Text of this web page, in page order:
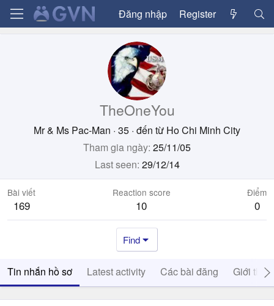
Đăng nhập Register
TheOneYou
Mr & Ms Pac-Man · 35 · đến từ Ho Chi Minh City
Tham gia ngày 25/11/05
Last seen 29/12/14
Bài viết
169
Reaction score
10
Điểm
0
Find
Tin nhắn hồ sơ Latest activity Các bài đăng Giới thiệu